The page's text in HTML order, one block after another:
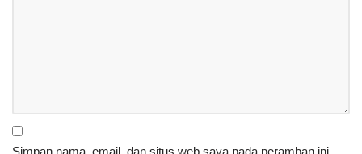
Simpan nama, email, dan situs web saya pada peramban ini